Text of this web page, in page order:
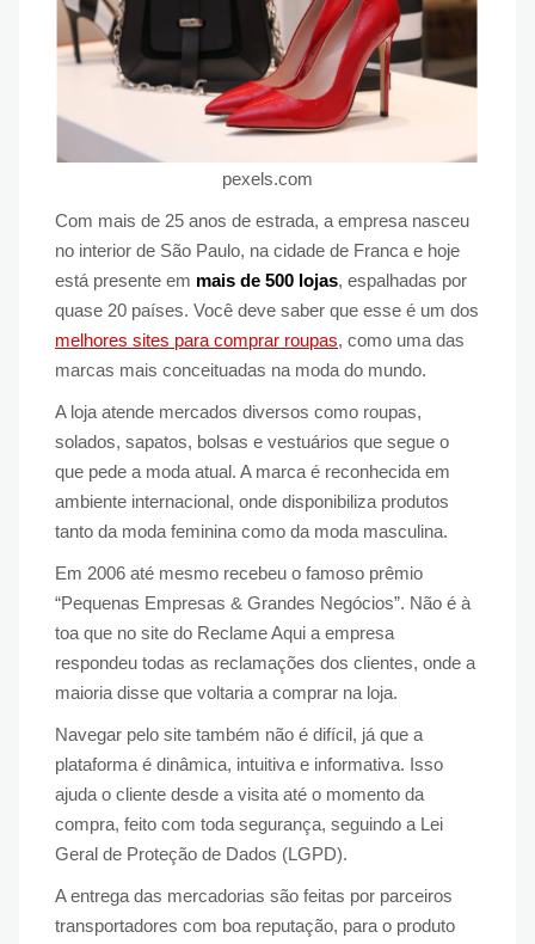
pexels.com
Com mais de 25 anos de estrada, a empresa nasceu
no interior de São Paulo, na cidade de Franca e hoje
está presente em mais de 500 lojas, espalhadas por
quase 20 países. Você deve saber que esse é um dos
melhores sites para comprar roupas, como uma das
marcas mais conceituadas na moda do mundo.
A loja atende mercados diversos como roupas,
solados, sapatos, bolsas e vestuários que segue o
que pede a moda atual. A marca é reconhecida em
ambiente internacional, onde disponibiliza produtos
tanto da moda feminina como da moda masculina.
Em 2006 até mesmo recebeu o famoso prêmio
“Pequenas Empresas & Grandes Negócios”. Não é à
toa que no site do Reclame Aqui a empresa
respondeu todas as reclamações dos clientes, onde a
maioria disse que voltaria a comprar na loja.
Navegar pelo site também não é difícil, já que a
plataforma é dinâmica, intuitiva e informativa. Isso
ajuda o cliente desde a visita até o momento da
compra, feito com toda segurança, seguindo a Lei
Geral de Proteção de Dados (LGPD).
A entrega das mercadorias são feitas por parceiros
transportadores com boa reputação, para o produto